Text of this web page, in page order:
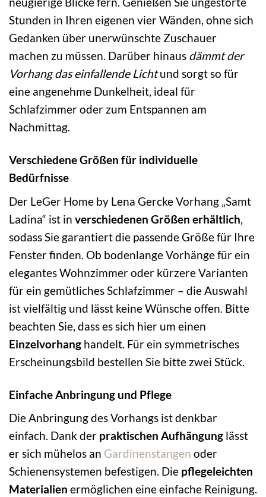
Stunden in Ihren eigenen vier Wänden, ohne sich
Gedanken über unerwünschte Zuschauer
machen zu müssen. Darüber hinaus dämmt der
Vorhang das einfallende Lichtund sorgt so für
eine angenehme Dunkelheit, ideal für
Schlafzimmer oder zum Entspannen am
Nachmittag.
Verschiedene Größen für individuelle
Bedürfnisse
Der LeGer Home by Lena Gercke Vorhang „Samt
Ladina“ ist in verschiedenen Größen erhältlich,
sodass Sie garantiert die passende Größe für Ihre
Fenster finden. Ob bodenlange Vorhänge für ein
elegantes Wohnzimmer oder kürzere Varianten
für ein gemütliches Schlafzimmer – die Auswahl
ist vielfältig und lässt keine Wünsche offen. Bitte
beachten Sie, dass es sich hier um einen
Einzelvorhang handelt. Für ein symmetrisches
Erscheinungsbild bestellen Sie bitte zwei Stück.
Einfache Anbringung und Pflege
Die Anbringung des Vorhangs ist denkbar
einfach. Dank der praktischen Aufhängung lässt
er sich mühelos an Gardinenstangen oder
Schienensystemen befestigen. Die pflegeleichten
Materialien ermöglichen eine einfache Reinigung.